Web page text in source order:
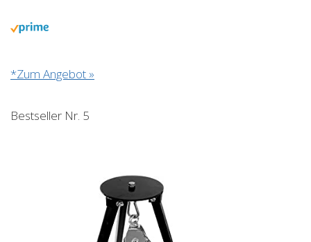
*Zum Angebot »
Bestseller Nr. 5